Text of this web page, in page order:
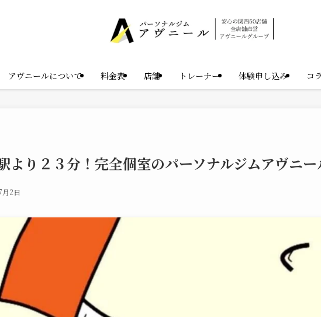
アヴニールについて 料金表 店舗 トレーナー 体験申し込み コ
より２３分！完全個室のパーソナルジムアヴニ
2日